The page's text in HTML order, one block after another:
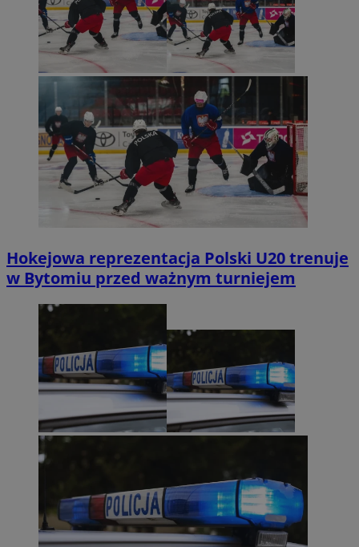
Hokejowa reprezentacja Polski U20 trenuje
w Bytomiu przed ważnym turniejem